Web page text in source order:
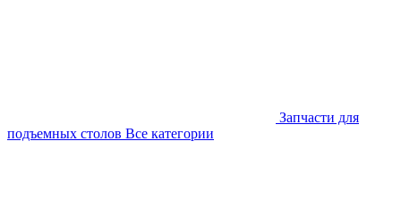
Запчасти для
подъемных столов Все категории